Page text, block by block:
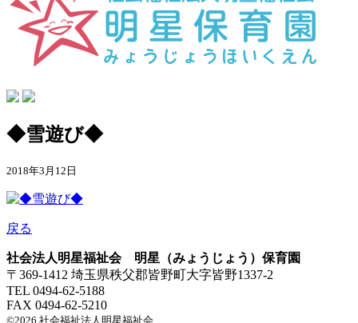
◆雪遊び◆
2018年3月12日
戻る
社会法人明星福祉会 明星（みょうじょう）保育園
〒369-1412 埼玉県秩父郡皆野町大字皆野1337-2
TEL 0494-62-5188
FAX 0494-62-5210
©2026 社会福祉法人明星福祉会